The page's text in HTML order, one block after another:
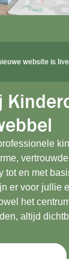
website is
tot en met
er voor jullie
het
altijd